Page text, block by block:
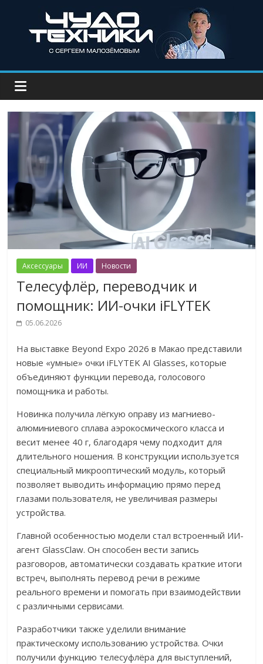
Аксессуары ИИ Новости
Телесуфлёр, переводчик и
помощник: ИИ-очки iFLYTEK
05.06.2026
На выставке Beyond Expo 2026 в Макао представили
новые «умные» очки iFLYTEK AI Glasses, которые
объединяют функции перевода, голосового
помощника и работы.
Новинка получила лёгкую оправу из магниево-
алюминиевого сплава аэрокосмического класса и
весит менее 40 г, благодаря чему подходит для
длительного ношения. В конструкции используется
специальный микрооптический модуль, который
позволяет выводить информацию прямо перед
глазами пользователя, не увеличивая размеры
устройства.
Главной особенностью модели стал встроенный ИИ-
агент GlassClaw. Он способен вести запись
разговоров, автоматически создавать краткие итоги
встреч, выполнять перевод речи в режиме
реального времени и помогать при взаимодействии
с различными сервисами.
Разработчики также уделили внимание
практическому использованию устройства. Очки
получили функцию телесуфлёра для выступлений,